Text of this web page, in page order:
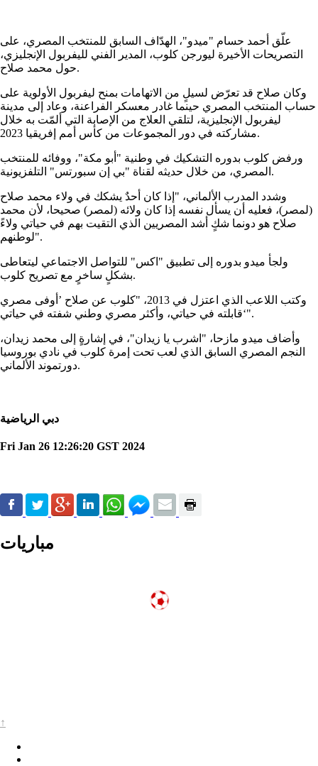
علّق أحمد حسام "ميدو"، الهدّاف السابق للمنتخب المصري، على
التصريحات الأخيرة ليورجن كلوب، المدير الفني لليفربول الإنجليزي،
حول محمد صلاح.
وكان صلاح قد تعرّض لسيلٍ من الاتهامات بمنح ليفربول الأولوية على
حساب المنتخب المصري حينما غادر معسكر الفراعنة، وعاد إلى مدينة
ليفربول الإنجليزية، لتلقي العلاج من الإصابة التي ألمّت به خلال
مشاركته في دور المجموعات من كأس أمم إفريقيا 2023.
ورفض كلوب بدوره التشكيك في وطنية "أبو مكة"، ووفائه للمنتخب
المصري، من خلال حديثه لقناة "بي إن سبورتس" التلفزيونية.
وشدد المدرب الألماني، "إذا كان أحدٌ يشكك في ولاء محمد صلاح
(لمصر)، فعليه أن يسأل نفسه إذا كان ولائه (لمصر) صحيحا، لأن محمد
صلاح هو دونما شكٍ أشد المصريين الذي التقيت بهم في حياتي ولاءً
لوطنهم".
ولجأ ميدو بدوره إلى تطبيق "اكس" للتواصل الاجتماعي ليتعاطى
بشكلٍ ساخرٍ مع تصريح كلوب.
وكتب اللاعب الذي اعتزل في 2013، "كلوب عن صلاح ’أوفى مصري
قابلته في حياتي، وأكثر مصري وطني شفته في حياتي‘".
وأضاف ميدو مازحا، "اشرب يا زيدان"، في إشارةٍ إلى محمد زيدان،
النجم المصري السابق الذي لعب تحت إمرة كلوب في نادي بوروسيا
دورتموند الألماني.
دبي الرياضية
Fri Jan 26 12:26:20 GST 2024
مباريات
↑